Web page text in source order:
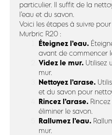
particulier. Il suffit de la
l’eau et du savon.
Voici les étapes à suivre
Murbric R20 :
Éteignez l’eau.
avant de commencer
Videz le mur. Utilisez
mur.
Nettoyez l’arase.
et du savon pour
Rincez l’arase.
éliminer le savon.
Rallumez l’eau.
mur.